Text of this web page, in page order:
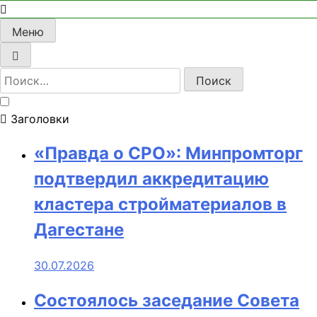
Меню
Найти:
Заголовки
«Правда о СРО»: Минпромторг
подтвердил аккредитацию
кластера стройматериалов в
Дагестане
30.07.2026
Состоялось заседание Совета